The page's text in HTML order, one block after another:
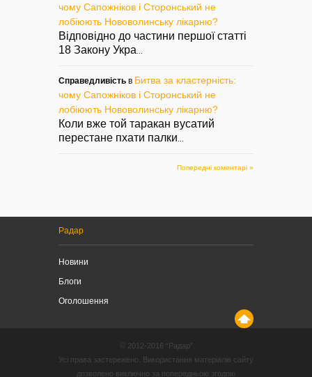
чому Сапожніков і Сторонський не
лобіюють Нововолинську лікарню?
Відповідно до частини першої статті
18 Закону Укра
Справедливість в Битва за кластерність:
чому Сапожніков і Сторонський не
лобіюють Нововолинську лікарню?
Коли вже той таракан вусатий
перестане пхати палки
Попередні коментарі »
Радар
Новини
Блоги
Оголошення
© 2012-2016 “Радар”
Усі права застережено. Використання матеріалів сайту
дозволено виключно за попередньою згодою